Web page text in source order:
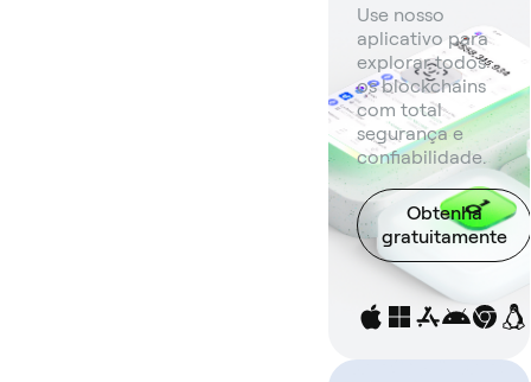
Use nosso
aplicativo para
explorar todos
os blockchains
com total
segurança e
confiabilidade.
Obtenha
gratuitamente